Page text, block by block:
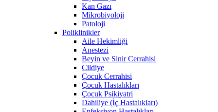
Kan Gazı
Mikrobiyoloji
Patoloji
Poliklinikler
Aile Hekimliği
Anestezi
Beyin ve Sinir Cerrahisi
Cildiye
Çocuk Cerrahisi
Çocuk Hastalıkları
Çocuk Psikiyatri
Dahiliye (İç Hastalıkları)